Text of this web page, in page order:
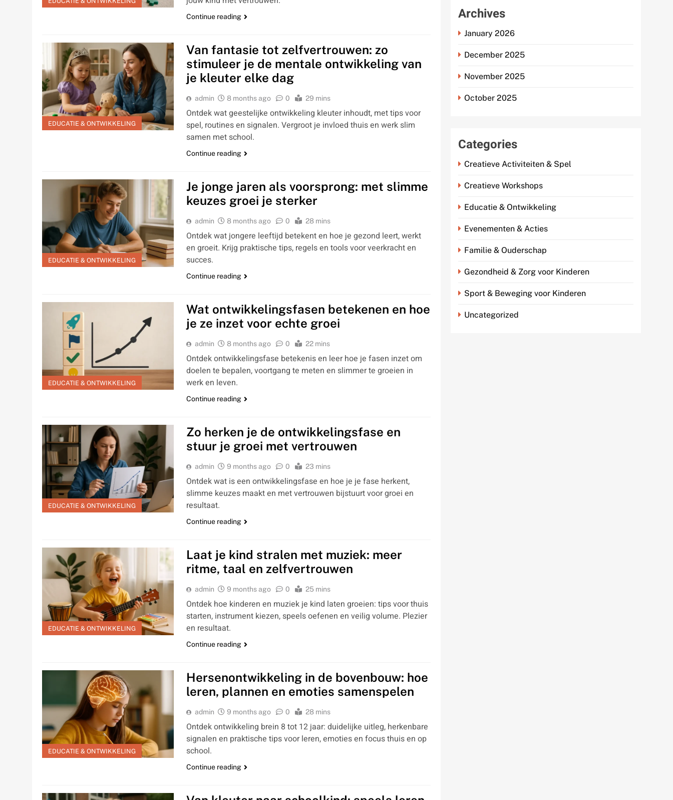
Continue reading
EDUCATIE & ONTWIKKELING
Van fantasie tot zelfvertrouwen: zo
stimuleer je de mentale ontwikkeling van
je kleuter elke dag
admin 8 months ago 0 29 mins
Ontdek wat geestelijke ontwikkeling kleuter inhoudt, met tips voor
spel, routines en signalen. Vergroot je invloed thuis en werk slim
samen met school.
Continue reading
EDUCATIE & ONTWIKKELING
Je jonge jaren als voorsprong: met slimme
keuzes groei je sterker
admin 8 months ago 0 28 mins
Ontdek wat jongere leeftijd betekent en hoe je gezond leert, werkt
en groeit. Krijg praktische tips, regels en tools voor veerkracht en
succes.
Continue reading
EDUCATIE & ONTWIKKELING
Wat ontwikkelingsfasen betekenen en hoe
je ze inzet voor echte groei
admin 8 months ago 0 22 mins
Ontdek ontwikkelingsfase betekenis en leer hoe je fasen inzet om
doelen te bepalen, voortgang te meten en slimmer te groeien in
werk en leven.
Continue reading
EDUCATIE & ONTWIKKELING
Zo herken je de ontwikkelingsfase en
stuur je groei met vertrouwen
admin 9 months ago 0 23 mins
Ontdek wat is een ontwikkelingsfase en hoe je je fase herkent,
slimme keuzes maakt en met vertrouwen bijstuurt voor groei en
resultaat.
Continue reading
EDUCATIE & ONTWIKKELING
Laat je kind stralen met muziek: meer
ritme, taal en zelfvertrouwen
admin 9 months ago 0 25 mins
Ontdek hoe kinderen en muziek je kind laten groeien: tips voor thuis
starten, instrument kiezen, speels oefenen en veilig volume. Plezier
en resultaat.
Continue reading
EDUCATIE & ONTWIKKELING
Hersenontwikkeling in de bovenbouw: hoe
leren, plannen en emoties samenspelen
admin 9 months ago 0 28 mins
Ontdek ontwikkeling brein 8 tot 12 jaar: duidelijke uitleg, herkenbare
signalen en praktische tips voor leren, emoties en focus thuis en op
school.
Continue reading
Archives
January 2026
December 2025
November 2025
October 2025
Categories
Creatieve Activiteiten & Spel
Creatieve Workshops
Educatie & Ontwikkeling
Evenementen & Acties
Familie & Ouderschap
Gezondheid & Zorg voor Kinderen
Sport & Beweging voor Kinderen
Uncategorized